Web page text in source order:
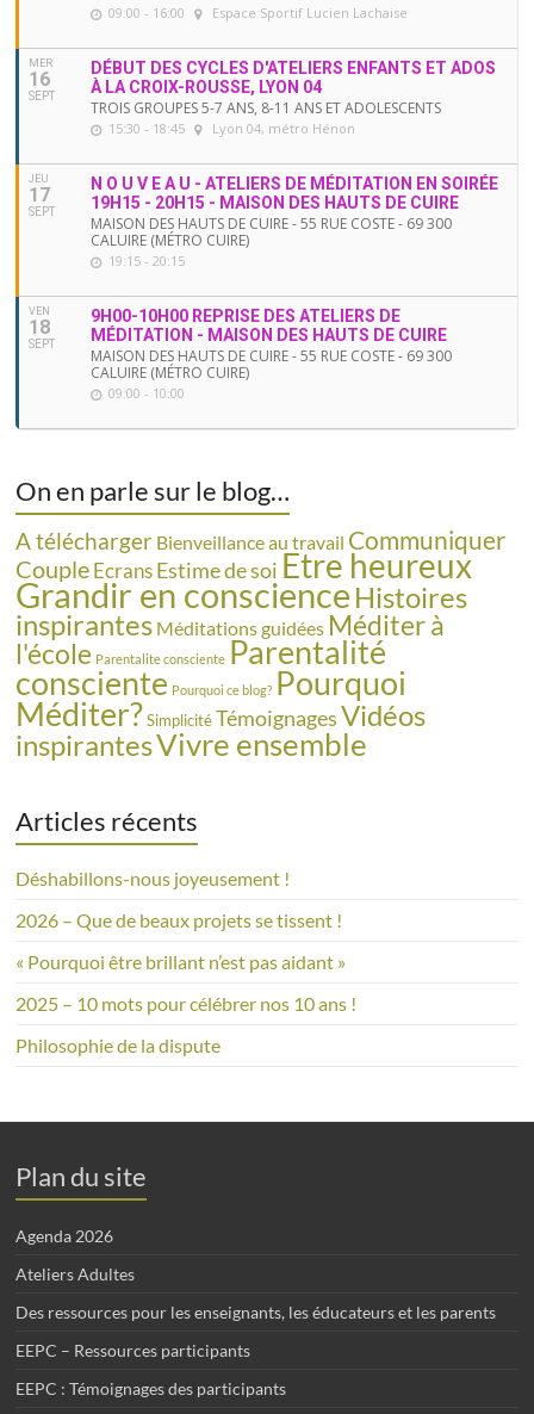
09:00 - 16:00 Espace Sportif Lucien Lachaise
MER
16
SEPT
DÉBUT DES CYCLES D'ATELIERS ENFANTS ET ADOS
À LA CROIX-ROUSSE, LYON 04
TROIS GROUPES 5-7 ANS, 8-11 ANS ET ADOLESCENTS
15:30 - 18:45 Lyon 04, métro Hénon
JEU
17
SEPT
N O U V E A U - ATELIERS DE MÉDITATION EN SOIRÉE
19H15 - 20H15 - MAISON DES HAUTS DE CUIRE
MAISON DES HAUTS DE CUIRE - 55 RUE COSTE - 69 300
CALUIRE (MÉTRO CUIRE)
19:15 - 20:15
VEN
18
SEPT
9H00-10H00 REPRISE DES ATELIERS DE
MÉDITATION - MAISON DES HAUTS DE CUIRE
MAISON DES HAUTS DE CUIRE - 55 RUE COSTE - 69 300
CALUIRE (MÉTRO CUIRE)
09:00 - 10:00
On en parle sur le blog…
A télécharger Bienveillance au travail Communiquer
CoupleEcransEstime de soi Etre heureux
Grandir en conscience Histoires
inspirantes Méditations guidées Méditer à
l'école Parentalite consciente Parentalité
consciente Pourquoi ce blog? Pourquoi
Méditer? Simplicité Témoignages Vidéos
inspirantesVivre ensemble
Articles récents
Déshabillons-nous joyeusement !
2026 – Que de beaux projets se tissent !
« Pourquoi être brillant n’est pas aidant »
2025 – 10 mots pour célébrer nos 10 ans !
Philosophie de la dispute
Plan du site
Agenda 2026
Ateliers Adultes
Des ressources pour les enseignants, les éducateurs et les parents
EEPC – Ressources participants
EEPC : Témoignages des participants